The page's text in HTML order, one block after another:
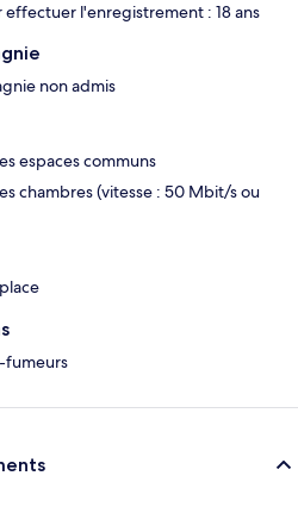
l'enregistrement : 18 ans
non admis
espaces communs
chambres (vitesse : 50 Mbit/s ou
fumeurs